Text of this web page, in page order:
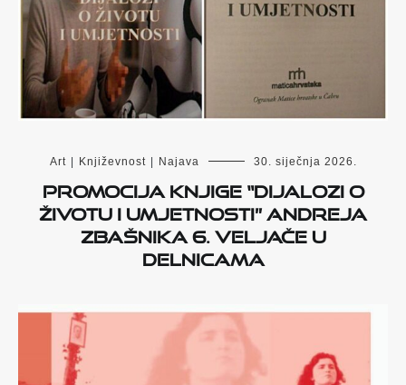
Art Književnost Najava 30. siječnja 2026.
Promocija knjige “Dijalozi o
životu i umjetnosti” Andreja
Zbašnika 6. veljače u
Delnicama